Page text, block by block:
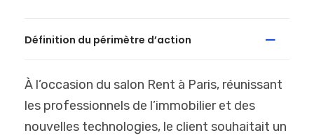
Définition du périmètre d’action
À l’occasion du salon Rent à Paris, réunissant
les professionnels de l’immobilier et des
nouvelles technologies, le client souhaitait un